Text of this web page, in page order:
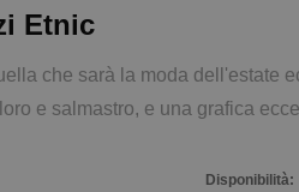
Etnic
che sarà la moda dell'estate
e salmastro, e una grafica
Disponibilità: